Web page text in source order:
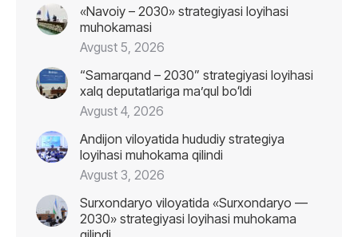
«Navoiy – 2030» strategiyasi loyihasi
muhokamasi
Avgust 5, 2026
“Samarqand – 2030” strategiyasi loyihasi
xalq deputatlariga maʼqul boʻldi
Avgust 4, 2026
Andijon viloyatida hududiy strategiya
loyihasi muhokama qilindi
Avgust 3, 2026
Surxondaryo viloyatida «Surxondaryo —
2030» strategiyasi loyihasi muhokama